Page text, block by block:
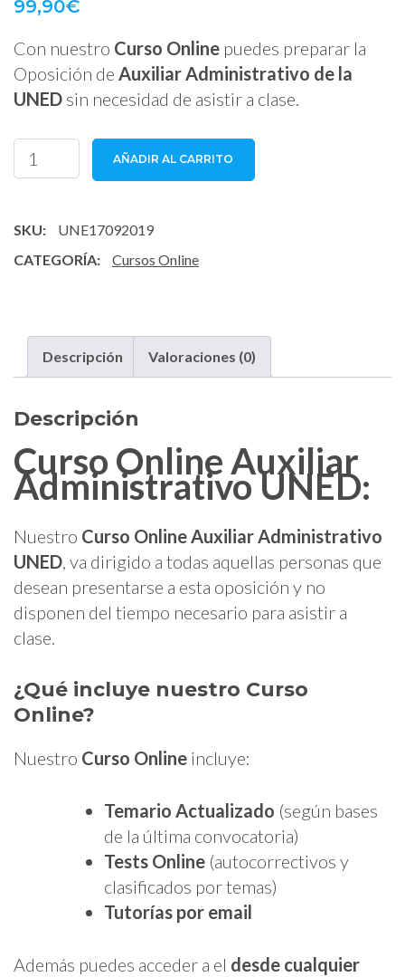
99,90€
Con nuestro Curso Online puedes preparar la
Oposición de Auxiliar Administrativo de la
UNED sin necesidad de asistir a clase.
Curso
Online
Administrativo
UNED
AÑADIR AL CARRITO
SKU:
UNE17092019
CATEGORÍA:
Cursos Online
Descripción Valoraciones (0)
Descripción
Curso Online Auxiliar
Administrativo UNED:
Nuestro Curso Online Auxiliar Administrativo
UNED, va dirigido a todas aquellas personas que
desean presentarse a esta oposición y no
disponen del tiempo necesario para asistir a
clase.
¿Qué incluye nuestro Curso
Online?
Nuestro Curso Online incluye:
Temario Actualizado (según bases
de la última convocatoria)
Tests Online (autocorrectivos y
clasificados por temas)
Tutorías por email
Además puedes acceder a el desde cualquier